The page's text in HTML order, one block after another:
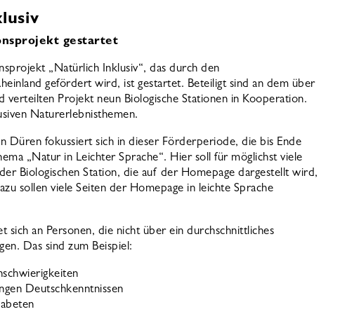
gestartet
„Natürlich Inklusiv“, das durch den
gefördert wird, ist gestartet. Beteiligt sind an dem über
verteilten Projekt neun Biologische Stationen in Kooperation.
Naturerlebnisthemen.
Düren fokussiert sich in dieser Förderperiode, die bis Ende
„Natur in Leichter Sprache“. Hier soll für möglichst viele
Biologischen Station, die auf der Homepage dargestellt wird,
sollen viele Seiten der Homepage in leichte Sprache
sich an Personen, die nicht über ein durchschnittliches
Das sind zum Beispiel:
Deutschkenntnissen